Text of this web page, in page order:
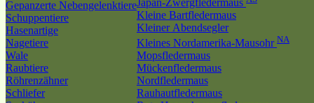
Gepanzerte Nebengelenktiere
Schuppentiere
Hasenartige
Nagetiere
Wale
Raubtiere
Röhrenzähner
Schliefer
Japan-Zwergfledermaus
Kleine Bartfledermaus
Kleiner Abendsegler
Kleines Nordamerika-Mausohr NA
Mopsfledermaus
Mückenfledermaus
Nordfledermaus
Rauhautfledermaus